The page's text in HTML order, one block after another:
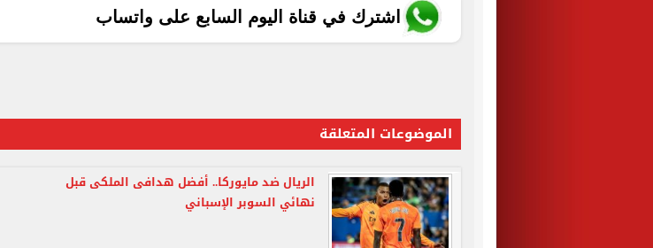
اشترك في قناة اليوم السابع على واتساب
الموضوعات المتعلقة
الريال ضد مايوركا.. أفضل هدافى الملكى قبل
نهائي السوبر الإسباني